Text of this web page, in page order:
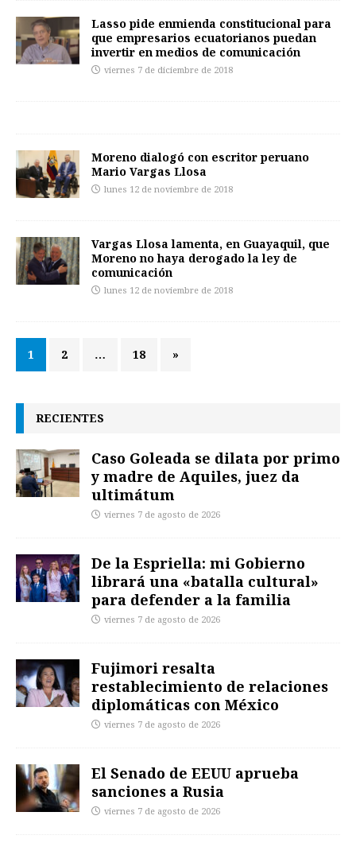
Lasso pide enmienda constitucional para
que empresarios ecuatorianos puedan
invertir en medios de comunicación
viernes 7 de diciembre de 2018
Moreno dialogó con escritor peruano
Mario Vargas Llosa
lunes 12 de noviembre de 2018
Vargas Llosa lamenta, en Guayaquil, que
Moreno no haya derogado la ley de
comunicación
lunes 12 de noviembre de 2018
1 2 … 18 »
RECIENTES
Caso Goleada se dilata por primo
y madre de Aquiles, juez da
ultimátum
viernes 7 de agosto de 2026
De la Espriella: mi Gobierno
librará una «batalla cultural»
para defender a la familia
viernes 7 de agosto de 2026
Fujimori resalta
restablecimiento de relaciones
diplomáticas con México
viernes 7 de agosto de 2026
El Senado de EEUU aprueba
sanciones a Rusia
viernes 7 de agosto de 2026